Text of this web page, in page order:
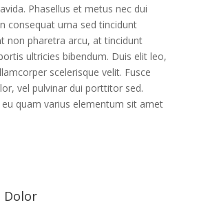
Phasellus et metus nec dui
consequat urna sed tincidunt
non pharetra arcu, at tincidunt
ultricies bibendum. Duis elit leo,
scelerisque velit. Fusce
vel pulvinar dui porttitor sed.
quam varius elementum sit amet
Dolor